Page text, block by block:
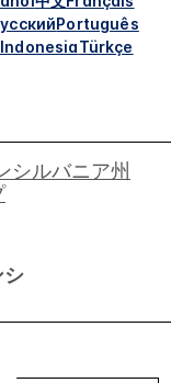
Português
Türkçe
シルバニア州
シ